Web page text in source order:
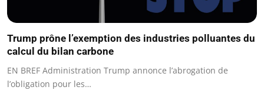
Trump prône l’exemption des industries polluantes du
calcul du bilan carbone
EN BREF Administration Trump annonce l’abrogation de
l’obligation pour les…